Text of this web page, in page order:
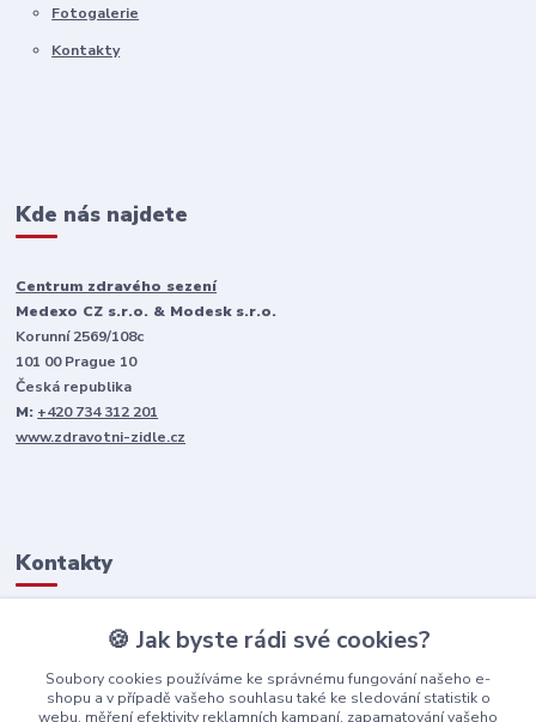
Fotogalerie
Kontakty
Kde nás najdete
Centrum zdravého sezení
Medexo CZ s.r.o. & Modesk s.r.o.
Korunní 2569/108c
101 00 Prague 10
Česká republika
M: +420 734 312 201
www.zdravotni-zidle.cz
Kontakty
+420 734 312 201
info@zdravotni-zidle.cz
🍪 Jak byste rádi své cookies?
Soubory cookies používáme ke správnému fungování našeho e-
shopu a v případě vašeho souhlasu také ke sledování statistik o
webu, měření efektivity reklamních kampaní, zapamatování vašeho